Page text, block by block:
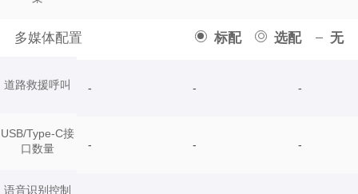
多媒体配置 标配 选配 无
道路救援呼叫
USB/Type-C接
口数量
语音识别控制
- - -
- - -